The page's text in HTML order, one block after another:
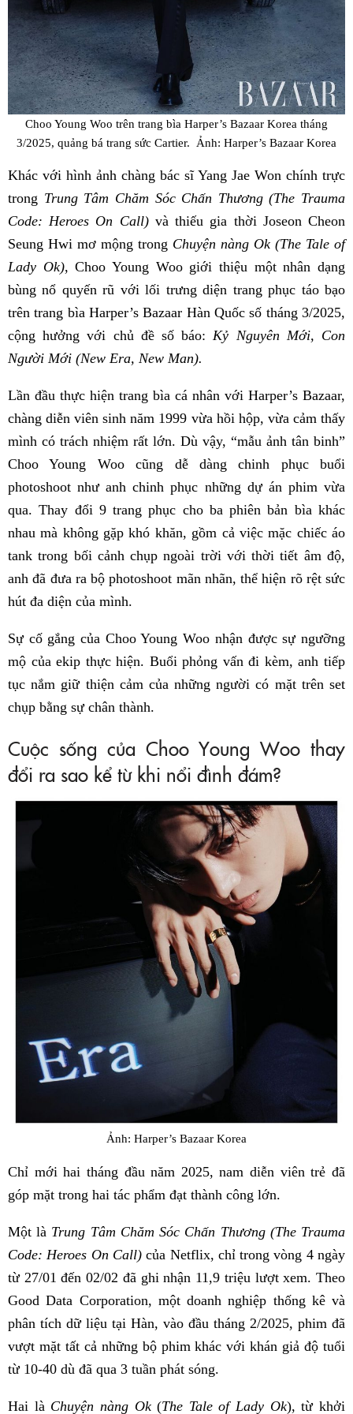
Choo Young Woo trên trang bìa Harper’s Bazaar Korea tháng
3/2025, quảng bá trang sức Cartier. Ảnh: Harper’s Bazaar Korea
Khác với hình ảnh chàng bác sĩ Yang Jae Won chính trực
trong Trung Tâm Chăm Sóc Chấn Thương (The Trauma
Code: Heroes On Call)và thiếu gia thời Joseon Cheon
Seung Hwi mơ mộng trong Chuyện nàng Ok (The Tale of
Lady Ok), Choo Young Woo giới thiệu một nhân dạng
bùng nổ quyến rũ với lối trưng diện trang phục táo bạo
trên trang bìa Harper’s Bazaar Hàn Quốc số tháng 3/2025,
cộng hưởng với chủ đề số báo:Kỷ Nguyên Mới, Con
Người Mới (New Era, New Man).
Lần đầu thực hiện trang bìa cá nhân với Harper’s Bazaar,
chàng diễn viên sinh năm 1999 vừa hồi hộp, vừa cảm thấy
mình có trách nhiệm rất lớn. Dù vậy, “mẫu ảnh tân binh”
Choo Young Woo cũng dễ dàng chinh phục buổi
photoshoot như anh chinh phục những dự án phim vừa
qua. Thay đổi 9 trang phục cho ba phiên bản bìa khác
nhau mà không gặp khó khăn, gồm cả việc mặc chiếc áo
tank trong bối cảnh chụp ngoài trời với thời tiết âm độ,
anh đã đưa ra bộ photoshoot mãn nhãn, thể hiện rõ rệt sức
hút đa diện của mình.
Sự cố gắng của Choo Young Woo nhận được sự ngưỡng
mộ của ekip thực hiện. Buổi phỏng vấn đi kèm, anh tiếp
tục nắm giữ thiện cảm của những người có mặt trên set
chụp bằng sự chân thành.
Cuộc sống của Choo Young Woo thay
đổi ra sao kể từ khi nổi đình đám?
Ảnh: Harper’s Bazaar Korea
Chỉ mới hai tháng đầu năm 2025, nam diễn viên trẻ đã
góp mặt trong hai tác phẩm đạt thành công lớn.
Một là Trung Tâm Chăm Sóc Chấn Thương (The Trauma
Code: Heroes On Call)của Netflix, chỉ trong vòng 4 ngày
từ 27/01 đến 02/02 đã ghi nhận 11,9 triệu lượt xem. Theo
Good Data Corporation, một doanh nghiệp thống kê và
phân tích dữ liệu tại Hàn, vào đầu tháng 2/2025, phim đã
vượt mặt tất cả những bộ phim khác với khán giả độ tuổi
từ 10-40 dù đã qua 3 tuần phát sóng.
Hai là Chuyện nàng Ok(The Tale of Lady Ok), từ khởi